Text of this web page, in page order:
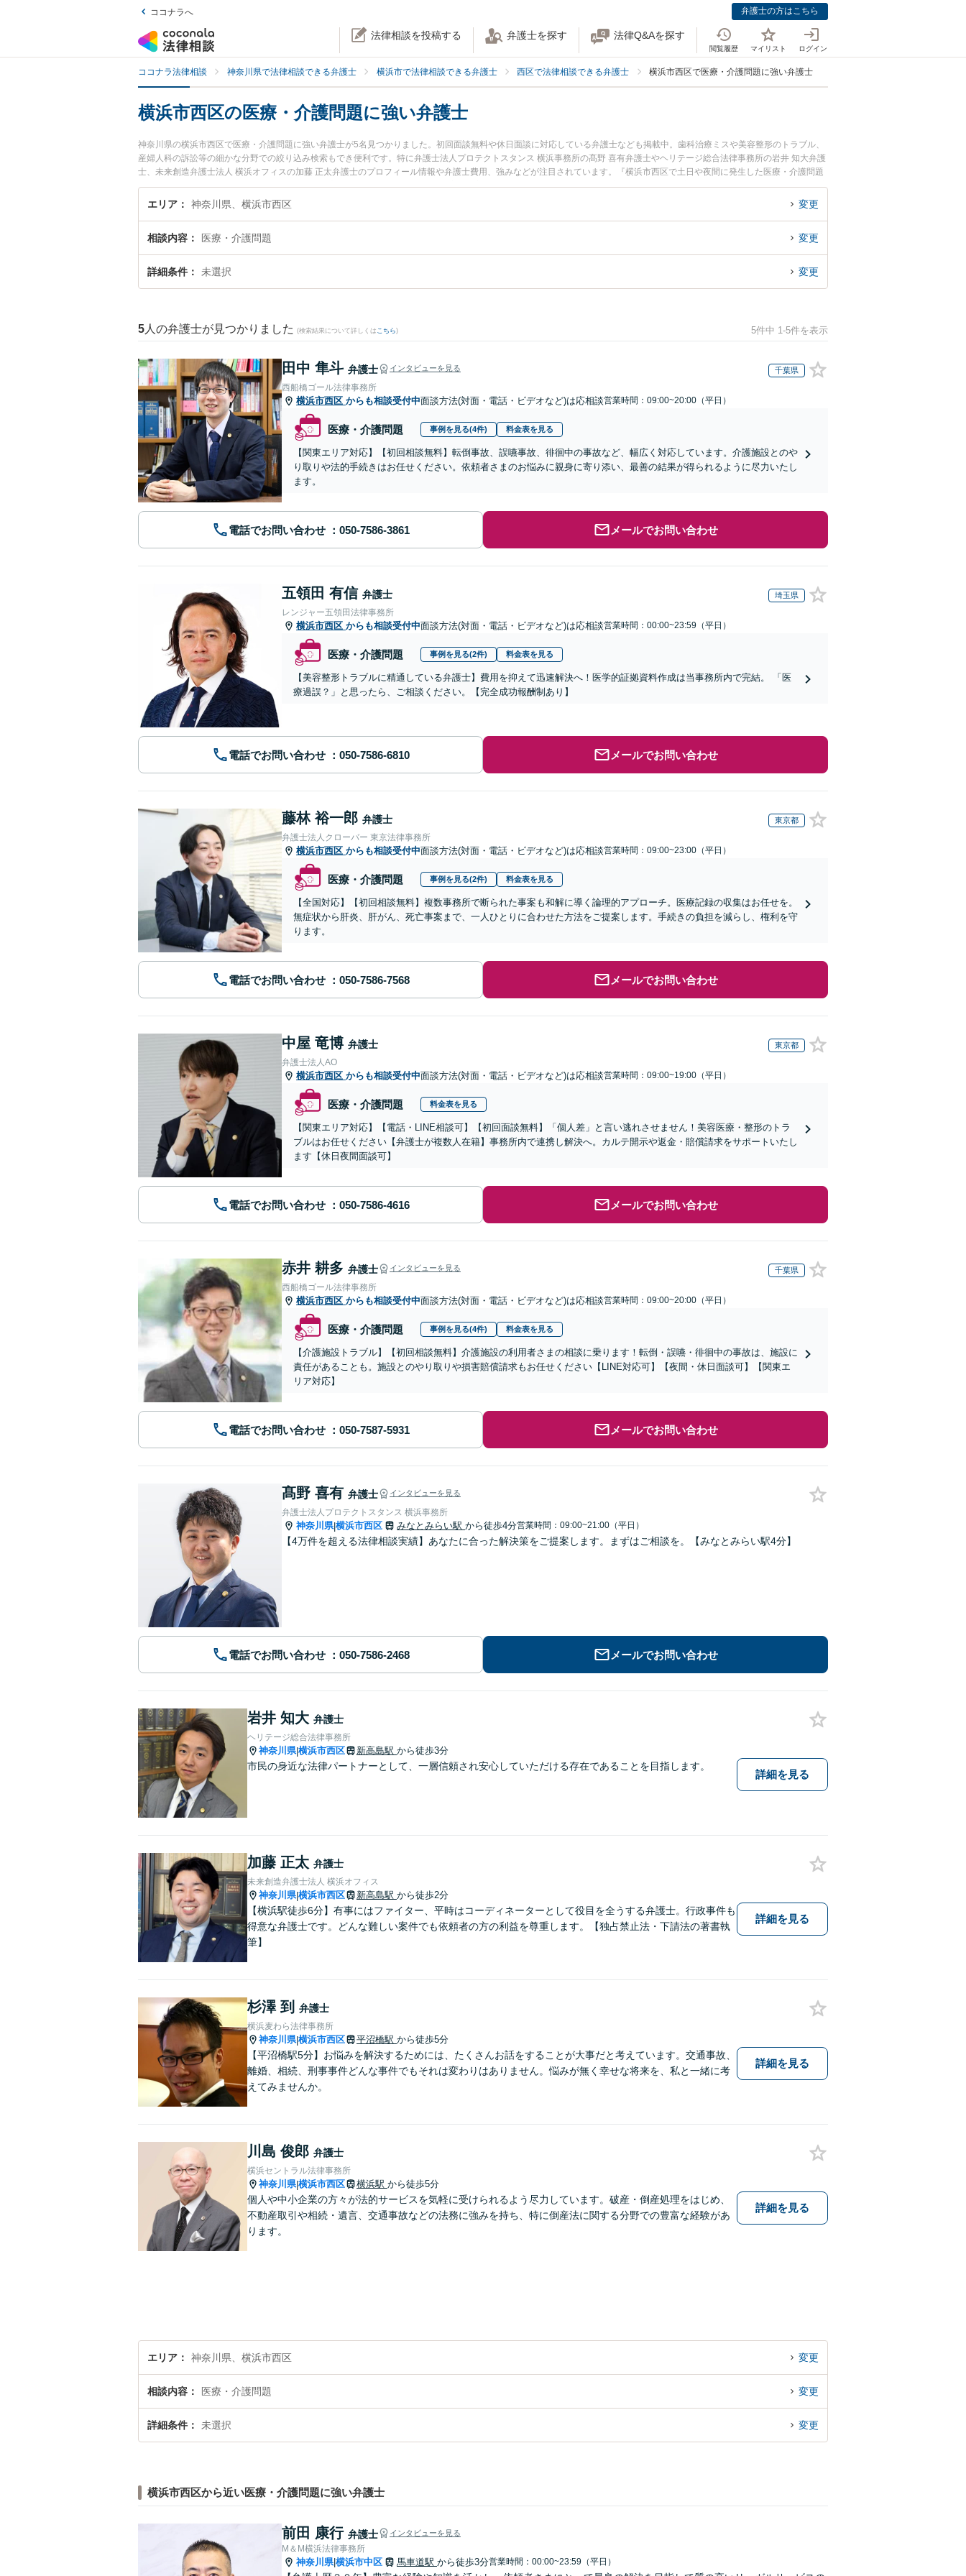
ココナラへ 弁護士の方はこちら
法律相談を投稿する 弁護士を探す 法律Q&Aを探す
閲覧履歴 マイリスト ログイン
ココナラ法律相談 神奈川県で法律相談できる弁護士 横浜市で法律相談できる弁護士 西区で法律相談できる弁護士 横浜市西区で医療・介護問題に強い弁護士
横浜市西区の医療・介護問題に強い弁護士
神奈川県の横浜市西区で医療・介護問題に強い弁護士が5名見つかりました。初回面談無料や休日面談に対応している弁護士なども掲載中。歯科治療ミスや美容整形のトラブル、
産婦人科の訴訟等の細かな分野での絞り込み検索もでき便利です。特に弁護士法人プロテクトスタンス 横浜事務所の髙野 喜有弁護士やヘリテージ総合法律事務所の岩井 知大弁護
士、未来創造弁護士法人 横浜オフィスの加藤 正太弁護士のプロフィール情報や弁護士費用、強みなどが注目されています。『横浜市西区で土日や夜間に発生した医療・介護問題
のトラブルを今すぐに弁護士に相談したい』『医療・介護問題のトラブル解決の実績豊富な近くの弁護士を検索したい』『初回相談無料で医療・介護問題を法律相談できる横浜市
西区内の弁護士に相談予約したい』などでお困りの相談者さんにおすすめです。
エリア 神奈川県、横浜市西区 変更
相談内容 医療・介護問題 変更
詳細条件 未選択 変更
5 人の弁護士が見つかりました (検索結果について詳しくは こちら) 5件中 1-5件を表示
田中 隼斗 弁護士 インタビューを見る 千葉県
西船橋ゴール法律事務所
横浜市西区 からも相談受付中面談方法(対面・電話・ビデオなど)は応相談営業時間：09:00~20:00（平日）
医療・介護問題 事例を見る(4件) 料金表を見る
【関東エリア対応】【初回相談無料】転倒事故、誤嚥事故、徘徊中の事故など、幅広く対応しています。介護施設とのや
り取りや法的手続きはお任せください。依頼者さまのお悩みに親身に寄り添い、最善の結果が得られるように尽力いたし
ます。
電話でお問い合わせ メールでお問い合わせ
五領田 有信 弁護士 埼玉県
レンジャー五領田法律事務所
横浜市西区 からも相談受付中面談方法(対面・電話・ビデオなど)は応相談営業時間：00:00~23:59（平日）
医療・介護問題 事例を見る(2件) 料金表を見る
【美容整形トラブルに精通している弁護士】費用を抑えて迅速解決へ！医学的証拠資料作成は当事務所内で完結。 「医
療過誤？」と思ったら、ご相談ください。【完全成功報酬制あり】
電話でお問い合わせ メールでお問い合わせ
藤林 裕一郎 弁護士 東京都
弁護士法人クローバー 東京法律事務所
横浜市西区 からも相談受付中面談方法(対面・電話・ビデオなど)は応相談営業時間：09:00~23:00（平日）
医療・介護問題 事例を見る(2件) 料金表を見る
【全国対応】【初回相談無料】複数事務所で断られた事案も和解に導く論理的アプローチ。医療記録の収集はお任せを。
無症状から肝炎、肝がん、死亡事案まで、一人ひとりに合わせた方法をご提案します。手続きの負担を減らし、権利を守
ります。
電話でお問い合わせ メールでお問い合わせ
中屋 竜博 弁護士 東京都
弁護士法人AO
横浜市西区 からも相談受付中面談方法(対面・電話・ビデオなど)は応相談営業時間：09:00~19:00（平日）
医療・介護問題 料金表を見る
【関東エリア対応】【電話・LINE相談可】【初回面談無料】「個人差」と言い逃れさせません！美容医療・整形のトラ
ブルはお任せください【弁護士が複数人在籍】事務所内で連携し解決へ。カルテ開示や返金・賠償請求をサポートいたし
ます【休日夜間面談可】
電話でお問い合わせ メールでお問い合わせ
赤井 耕多 弁護士 インタビューを見る 千葉県
西船橋ゴール法律事務所
横浜市西区 からも相談受付中面談方法(対面・電話・ビデオなど)は応相談営業時間：09:00~20:00（平日）
医療・介護問題 事例を見る(4件) 料金表を見る
【介護施設トラブル】【初回相談無料】介護施設の利用者さまの相談に乗ります！転倒・誤嚥・徘徊中の事故は、施設に
責任があることも。施設とのやり取りや損害賠償請求もお任せください【LINE対応可】【夜間・休日面談可】【関東エ
リア対応】
電話でお問い合わせ メールでお問い合わせ
髙野 喜有 弁護士 インタビューを見る
弁護士法人プロテクトスタンス 横浜事務所
神奈川県|横浜市西区 みなとみらい駅 から徒歩4分営業時間：09:00~21:00（平日）
【4万件を超える法律相談実績】あなたに合った解決策をご提案します。まずはご相談を。【みなとみらい駅4分】
電話でお問い合わせ メールでお問い合わせ
岩井 知大 弁護士
ヘリテージ総合法律事務所
神奈川県|横浜市西区 新高島駅 から徒歩3分
市民の身近な法律パートナーとして、一層信頼され安心していただける存在であることを目指します。
詳細を見る
加藤 正太 弁護士
未来創造弁護士法人 横浜オフィス
神奈川県|横浜市西区 新高島駅 から徒歩2分
【横浜駅徒歩6分】有事にはファイター、平時はコーディネーターとして役目を全うする弁護士。行政事件も
得意な弁護士です。どんな難しい案件でも依頼者の方の利益を尊重します。【独占禁止法・下請法の著書執
筆】
詳細を見る
杉澤 到 弁護士
横浜麦わら法律事務所
神奈川県|横浜市西区 平沼橋駅 から徒歩5分
【平沼橋駅5分】お悩みを解決するためには、たくさんお話をすることが大事だと考えています。交通事故、
離婚、相続、刑事事件どんな事件でもそれは変わりはありません。悩みが無く幸せな将来を、私と一緒に考
えてみませんか。
詳細を見る
川島 俊郎 弁護士
横浜セントラル法律事務所
神奈川県|横浜市西区 横浜駅 から徒歩5分
個人や中小企業の方々が法的サービスを気軽に受けられるよう尽力しています。破産・倒産処理をはじめ、
不動産取引や相続・遺言、交通事故などの法務に強みを持ち、特に倒産法に関する分野での豊富な経験があ
ります。
詳細を見る
エリア 神奈川県、横浜市西区 変更
相談内容 医療・介護問題 変更
詳細条件 未選択 変更
横浜市西区から近い医療・介護問題に強い弁護士
前田 康行 弁護士 インタビューを見る
M＆M横浜法律事務所
神奈川県|横浜市中区 馬車道駅 から徒歩3分営業時間：00:00~23:59（平日）